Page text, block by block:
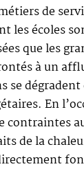
de
les écoles
que les
à un
se dégradent
En
contraintes
de la